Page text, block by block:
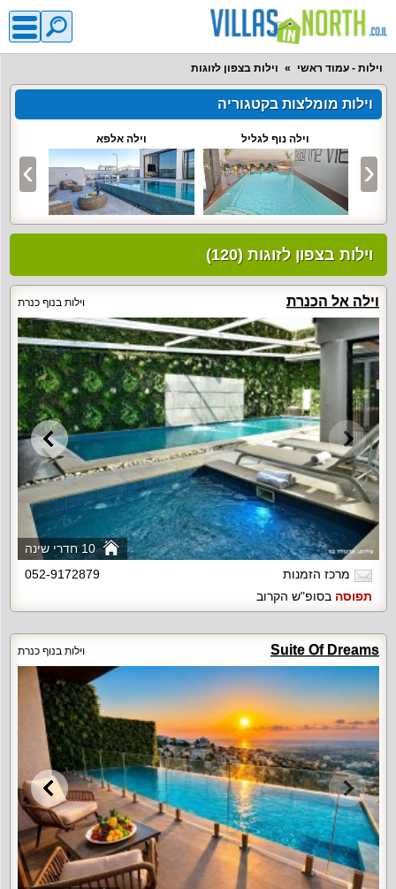
וילות - עמוד ראשי וילות בצפון לזוגות
וילות מומלצות בקטגוריה
וילה נוף לגליל וילה אלפא
וילות בצפון לזוגות (120)
וילה אל הכנרת וילות בנוף כנרת
10 חדרי שינה
מרכז הזמנות
052-9172879
תפוסה בסופ"ש הקרוב
Suite Of Dreams וילות בנוף כנרת